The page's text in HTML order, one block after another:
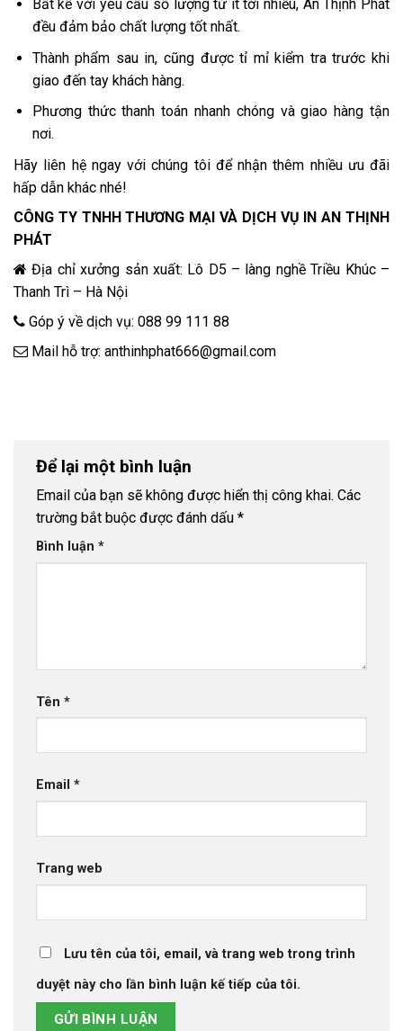
Bất kể với yêu cầu số lượng từ ít tới nhiều, An Thịnh Phát
đều đảm bảo chất lượng tốt nhất.
Thành phẩm sau in, cũng được tỉ mỉ kiểm tra trước khi
giao đến tay khách hàng.
Phương thức thanh toán nhanh chóng và giao hàng tận
nơi.
Hãy liên hệ ngay với chúng tôi để nhận thêm nhiều ưu đãi
hấp dẫn khác nhé!
CÔNG TY TNHH THƯƠNG MẠI VÀ DỊCH VỤ IN AN THỊNH
PHÁT
Địa chỉ xưởng sản xuất: Lô D5 – làng nghề Triều Khúc –
Thanh Trì – Hà Nội
Góp ý về dịch vụ: 088 99 111 88
Mail hỗ trợ: anthinhphat666@gmail.com
Để lại một bình luận
Email của bạn sẽ không được hiển thị công khai. Các
trường bắt buộc được đánh dấu *
Bình luận *
Tên *
Email *
Trang web
Lưu tên của tôi, email, và trang web trong trình
duyệt này cho lần bình luận kế tiếp của tôi.